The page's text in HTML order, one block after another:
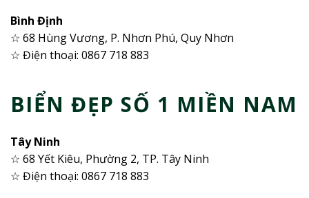
Bình Định
☆ 68 Hùng Vương, P. Nhơn Phú, Quy Nhơn
☆ Điện thoại: 0867 718 883
BIỂN ĐẸP SỐ 1 MIỀN NAM
Tây Ninh
☆ 68 Yết Kiêu, Phường 2, TP. Tây Ninh
☆ Điện thoại: 0867 718 883